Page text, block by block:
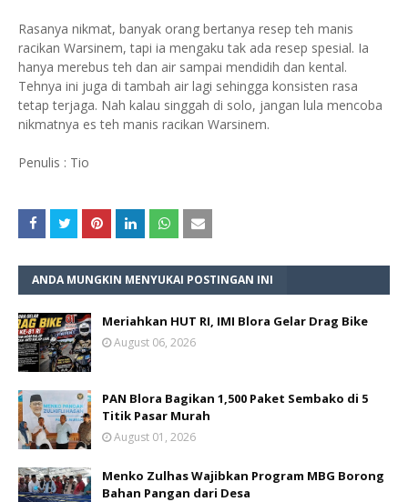
Rasanya nikmat, banyak orang bertanya resep teh manis
racikan Warsinem, tapi ia mengaku tak ada resep spesial. Ia
hanya merebus teh dan air sampai mendidih dan kental.
Tehnya ini juga di tambah air lagi sehingga konsisten rasa
tetap terjaga. Nah kalau singgah di solo, jangan lula mencoba
nikmatnya es teh manis racikan Warsinem.
Penulis : Tio
ANDA MUNGKIN MENYUKAI POSTINGAN INI
Meriahkan HUT RI, IMI Blora Gelar Drag Bike
August 06, 2026
PAN Blora Bagikan 1,500 Paket Sembako di 5
Titik Pasar Murah
August 01, 2026
Menko Zulhas Wajibkan Program MBG Borong
Bahan Pangan dari Desa